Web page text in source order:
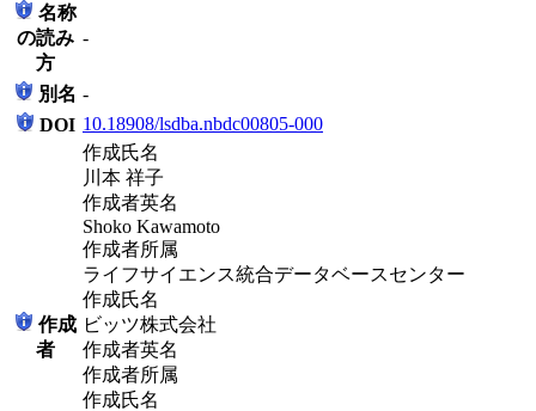
名称
の読み
方
-
別名 -
DOI 10.18908/lsdba.nbdc00805-000
作成
者
作成氏名
川本 祥子
作成者英名
Shoko Kawamoto
作成者所属
ライフサイエンス統合データベースセンター
作成氏名
ビッツ株式会社
作成者英名
作成者所属
作成氏名